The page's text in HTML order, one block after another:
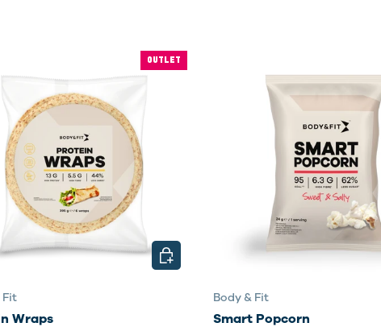
OUTLET
Fit
Wraps
KIES MOGELIJKHEDEN
Body & Fit
Smart Popcorn